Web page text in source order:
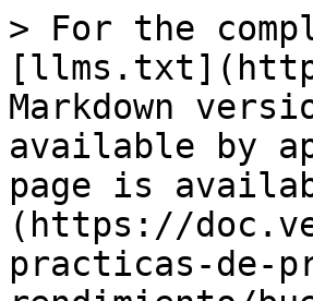
> For the
Markdown
available by
page is
(https://
practicas-de-